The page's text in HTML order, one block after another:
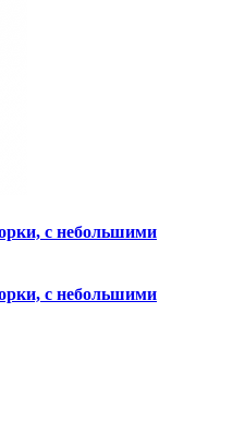
с небольшими
с небольшими